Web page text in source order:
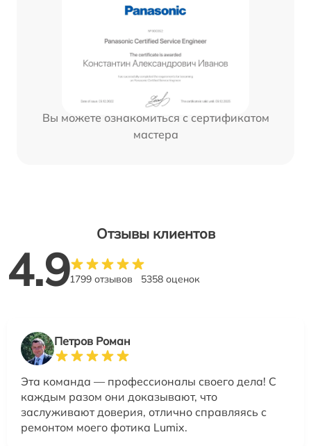
Вы можете ознакомиться с сертификатом
мастера
Отзывы клиентов
4.91799 отзывов 5358 оценок
Петров Роман
Эта команда — профессионалы своего дела! С
каждым разом они доказывают, что
заслуживают доверия, отлично справляясь с
ремонтом моего фотика Lumix.